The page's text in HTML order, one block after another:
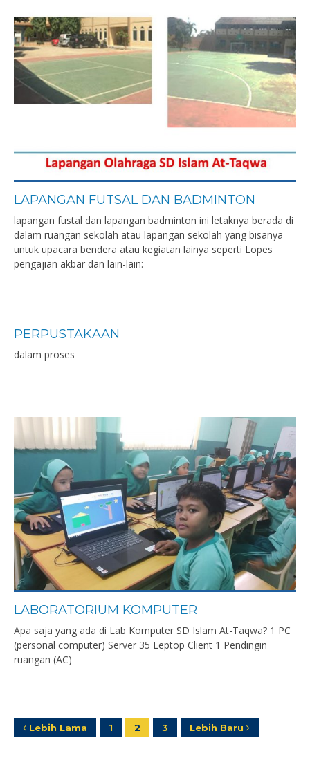
LAPANGAN FUTSAL DAN BADMINTON
lapangan fustal dan lapangan badminton ini letaknya berada di
dalam ruangan sekolah atau lapangan sekolah yang bisanya
untuk upacara bendera atau kegiatan lainya seperti Lopes
pengajian akbar dan lain-lain:
PERPUSTAKAAN
dalam proses
LABORATORIUM KOMPUTER
Apa saja yang ada di Lab Komputer SD Islam At-Taqwa? 1 PC
(personal computer) Server 35 Leptop Client 1 Pendingin
ruangan (AC)
Lebih Lama 1 2 3 Lebih Baru